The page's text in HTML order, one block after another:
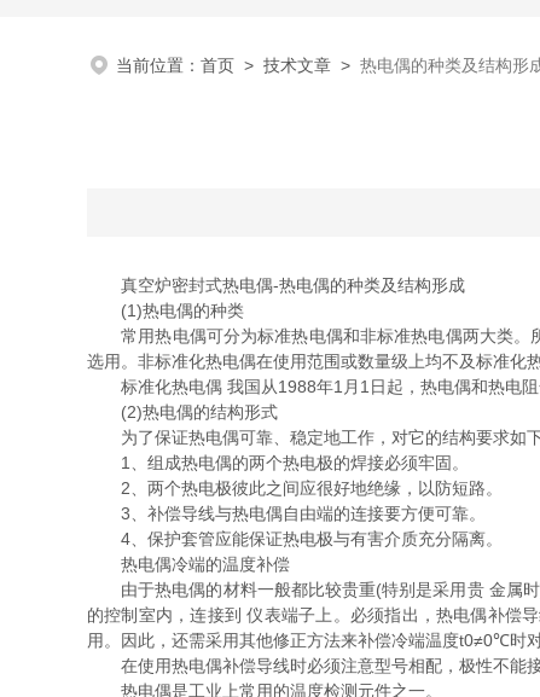
当前位置： 首页 > 技术文章 > 热电偶的种类及结构形
真空炉密封式热电偶-热电偶的种类及结构形成
(1)热电偶的种类
常用热电偶可分为标准热电偶和非标准热电偶两大类。
选用。非标准化热电偶在使用范围或数量级上均不及标准化
标准化热电偶 我国从1988年1月1日起，热电偶和热电阻
(2)热电偶的结构形式
为了保证热电偶可靠、稳定地工作，对它的结构要求如下
1、组成热电偶的两个热电极的焊接必须牢固。
2、两个热电极彼此之间应很好地绝缘，以防短路。
3、补偿导线与热电偶自由端的连接要方便可靠。
4、保护套管应能保证热电极与有害介质充分隔离。
热电偶冷端的温度补偿
由于热电偶的材料一般都比较贵重(特别是采用贵 金属时
的控制室内，连接到 仪表端子上。必须指出，热电偶补偿
用。因此，还需采用其他修正方法来补偿冷端温度t0≠0℃时对
在使用热电偶补偿导线时必须注意型号相配，极性不能
热电偶是工业上常用的温度检测元件之一。